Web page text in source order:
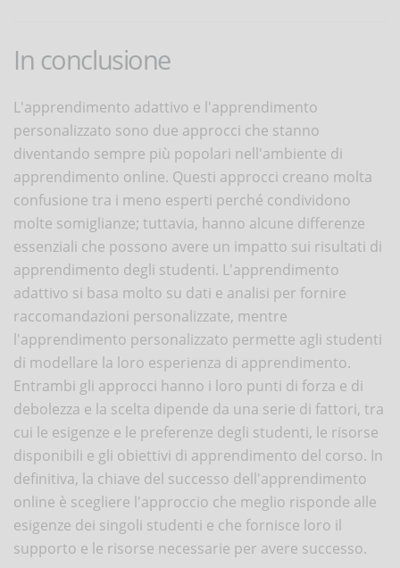
In conclusione
L'apprendimento adattivo e l'apprendimento
personalizzato sono due approcci che stanno
diventando sempre più popolari nell'ambiente di
apprendimento online. Questi approcci creano molta
confusione tra i meno esperti perché condividono
molte somiglianze; tuttavia, hanno alcune differenze
essenziali che possono avere un impatto sui risultati di
apprendimento degli studenti. L'apprendimento
adattivo si basa molto su dati e analisi per fornire
raccomandazioni personalizzate, mentre
l'apprendimento personalizzato permette agli studenti
di modellare la loro esperienza di apprendimento.
Entrambi gli approcci hanno i loro punti di forza e di
debolezza e la scelta dipende da una serie di fattori, tra
cui le esigenze e le preferenze degli studenti, le risorse
disponibili e gli obiettivi di apprendimento del corso. In
definitiva, la chiave del successo dell'apprendimento
online è scegliere l'approccio che meglio risponde alle
esigenze dei singoli studenti e che fornisce loro il
supporto e le risorse necessarie per avere successo.